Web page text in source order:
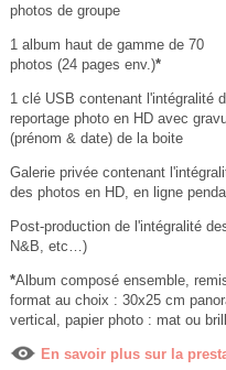
photos de groupe
1 album haut de gamme de 70
photos (24 pages env.)*
1 clé USB contenant l'intégralité
reportage photo en HD avec
(prénom & date) de la boite
Galerie privée contenant
des photos en HD, en ligne
Post-production de l'intégralité
N&B, etc…)
*Album composé ensemble,
format au choix : 30x25 cm
vertical, papier photo : mat ou
En savoir plus sur la